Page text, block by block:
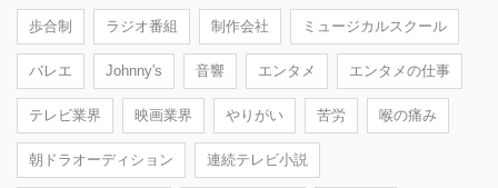
歩合制 ラジオ番組 制作会社 ミュージカルスクール
バレエ Johnny's 音響 エンタメ エンタメの仕事
テレビ業界 映画業界 やりがい 苦労 喉の痛み
朝ドラオーディション 連続テレビ小説